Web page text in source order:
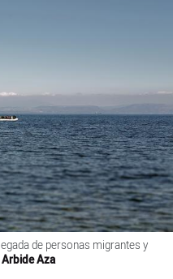
de personas migrantes y
Aza